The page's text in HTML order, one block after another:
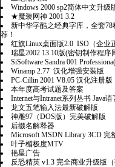
Windows 2000 sp2简体中文升级
★魔装网神 2001 3.2
新中华字酷之经典字库，全套78
荐！
红旗Linux桌面版2.0 ISO（企业
瑞星2002 13.10版(密钥制作程
SiSoftware Sandra 001
Winamp 2.77 汉化增强安装版
PC-Cillin 2001 V8.05 汉化注册版
本年度高考试题及答案
Internet与Intranet系列丛书 Java
龙文五笔输入法最新破解版
神雕97（DOS版）完美破解
后缀名解释器
Microsoft MSDN Library 3CD 完
叶子楣极度MTV
艳星广告
反恐精英 v1.3 完全商业升级版